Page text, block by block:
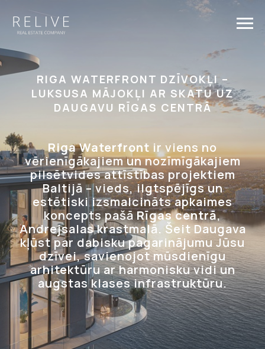
RIGA WATERFRONT DZĪVOKĻI –
LUKSUSA MĀJOKĻI AR SKATU UZ
DAUGAVU RĪGAS CENTRĀ
Riga Waterfrontir viens no
vērienīgākajiem un nozīmīgākajiem
pilsētvides attīstības projektiem
Baltijā – vieds, ilgtspējīgs un
estētiski izsmalcināts apkaimes
koncepts pašāRīgas centrā,
Andrejsalas krastmalā. Šeit Daugava
kļūst par dabisku pagarinājumu Jūsu
dzīvei, savienojot mūsdienīgu
arhitektūru ar harmonisku vidi un
augstas klases infrastruktūru.